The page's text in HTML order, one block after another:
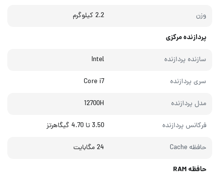
وزن 2.2 کیلوگرم
پردازنده مرکزی
سازنده پردازنده Intel
سری پردازنده Core i7
مدل پردازنده 12700H
فرکانس پردازنده 3.50 تا 4.70 گیگاهرتز
حافظه Cache 24 مگابایت
حافظه RAM